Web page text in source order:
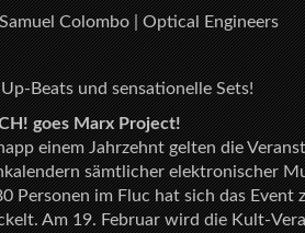
Colombo | Optical Engineers
Beats und sensationelle Sets!
goes Marx Project!
einem Jahrzehnt gelten die
sämtlicher elektronischer
Personen im Fluc hat sich das Event
Am 19. Februar wird die Kult-